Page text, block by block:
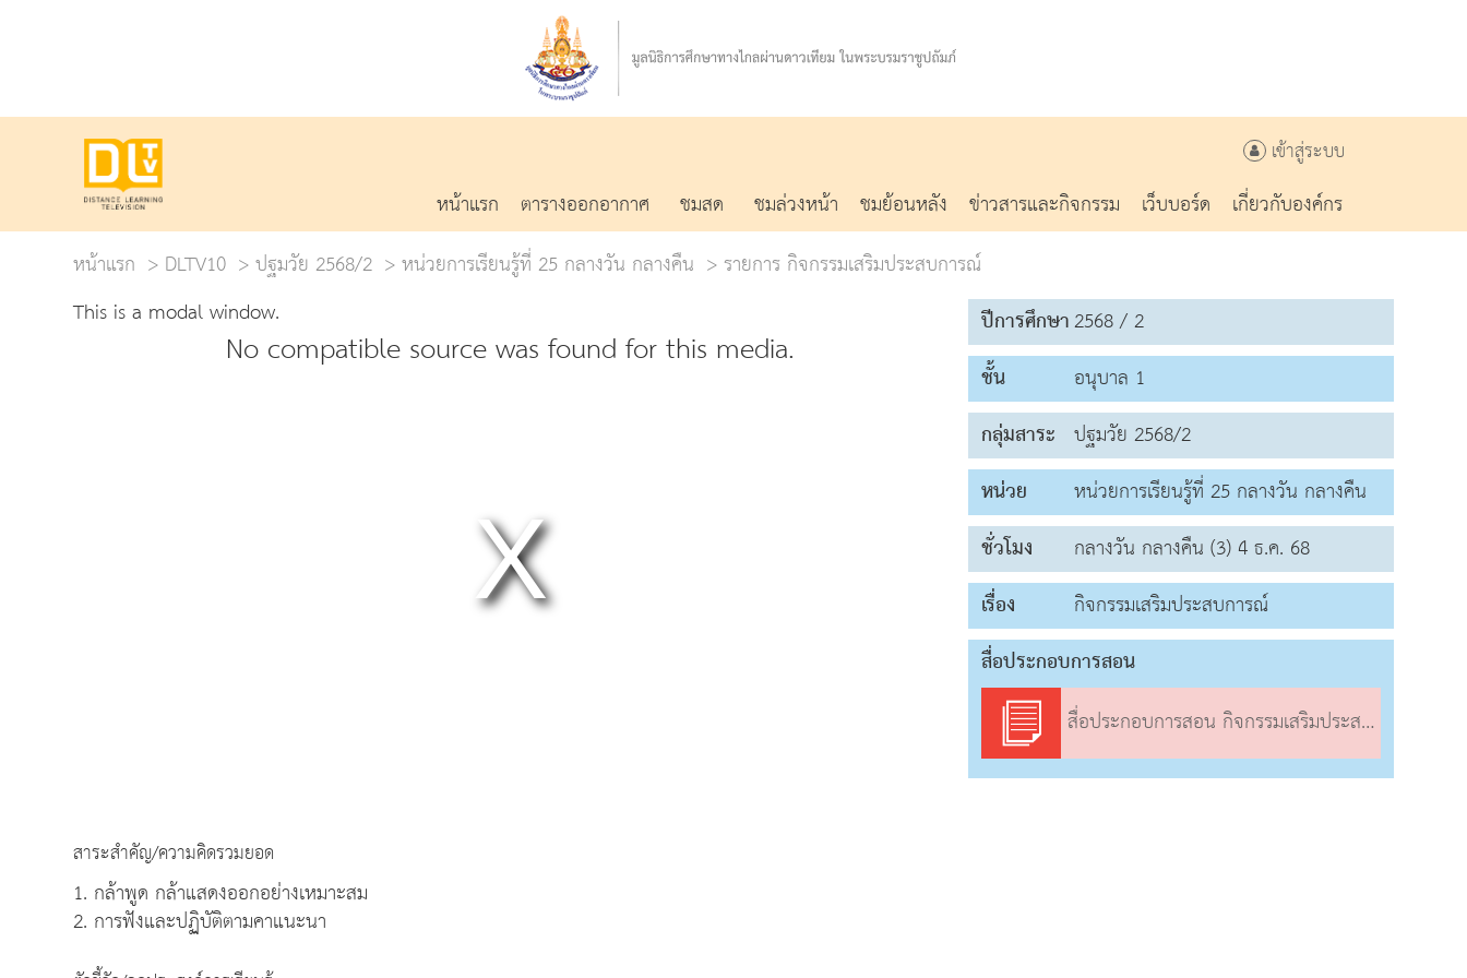
เข้าสู่ระบบ
หน้าแรก ตารางออกอากาศ ชมสด ชมล่วงหน้า ชมย้อนหลัง ข่าวสารและกิจกรรม เว็บบอร์ด
เกี่ยวกับองค์กร
หน้าแรก
DLTV10 ปฐมวัย 2568/2 หน่วยการเรียนรู้ที่ 25 กลางวัน กลางคืน
รายการ กิจกรรมเสริมประสบการณ์
This is a modal window.
No compatible source was found for this media.
สาระสำคัญ/ความคิดรวมยอด
1. กล้าพูด กล้าแสดงออกอย่างเหมาะสม
2. การฟังและปฏิบัติตามคาแนะนา
ปีการศึกษา2568 / 2
ชั้น
อนุบาล 1
กลุ่มสาระ ปฐมวัย 2568/2
หน่วย
หน่วยการเรียนรู้ที่ 25 กลางวัน กลางคืน
ชั่วโมง
กลางวัน กลางคืน (3) 4 ธ.ค. 68
เรื่อง
กิจกรรมเสริมประสบการณ์
สื่อประกอบการสอน
สื่อประกอบการสอน กิจกรรมเสริมประสบการณ์